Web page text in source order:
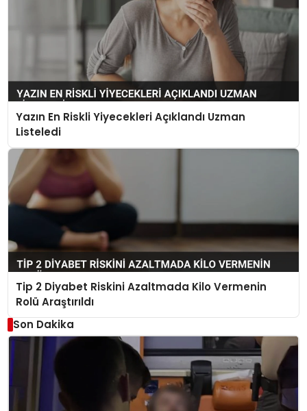
Yazın En Riskli Yiyecekleri Açıklandı Uzman
Listeledi
Tip 2 Diyabet Riskini Azaltmada Kilo Vermenin
Rolü Araştırıldı
Son Dakika